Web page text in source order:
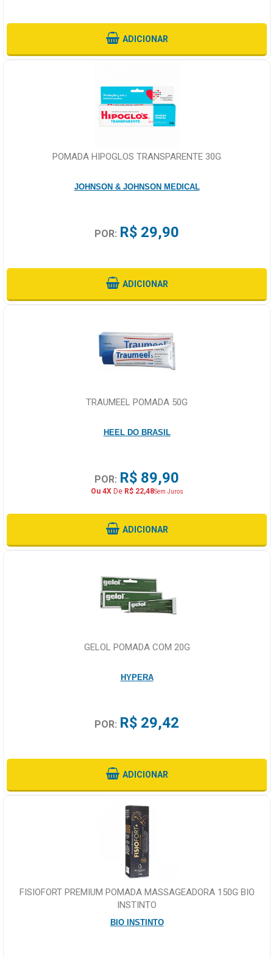
ADICIONAR
POMADA HIPOGLOS TRANSPARENTE 30G
JOHNSON & JOHNSON MEDICAL
POR: R$ 29,90
ADICIONAR
TRAUMEEL POMADA 50G
HEEL DO BRASIL
POR: R$ 89,90
Ou 4XDe R$ 22,48Sem Juros
ADICIONAR
GELOL POMADA COM 20G
HYPERA
POR: R$ 29,42
ADICIONAR
FISIOFORT PREMIUM POMADA MASSAGEADORA 150G BIO
INSTINTO
BIO INSTINTO